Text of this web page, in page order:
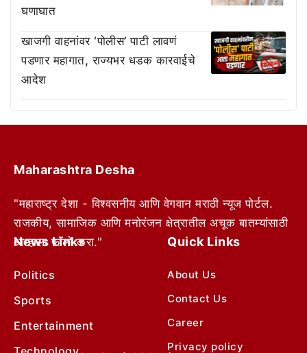
घणाघात
खाजगी वाहनांवर ‘पोलीस’ पाटी लावणं
पडणार महागात, राज्यभर धडक कारवाईचे
आदेश
Maharashtra Desha
"महाराष्ट्र देशा - विश्वसनीय आणि वेगवान मराठी न्यूज पोर्टल.
राजकीय, सामाजिक आणि मनोरंजन क्षेत्रातील अचूक बातम्यांसाठी
आम्हाला फॉलो करा."
News Links
Politics
Sports
Entertainment
Quick Links
About Us
Contact Us
Career
Privacy policy